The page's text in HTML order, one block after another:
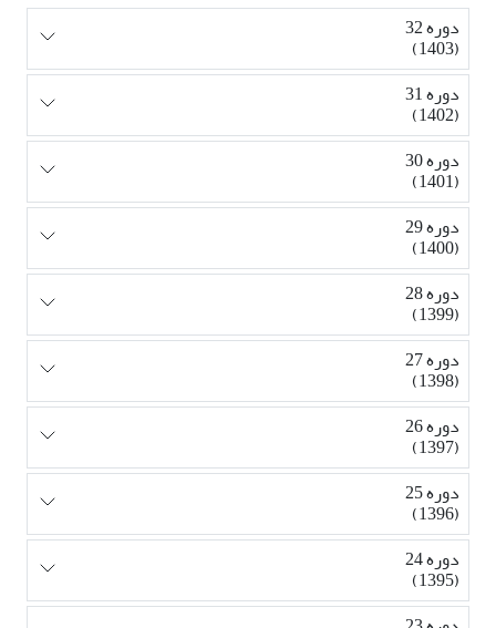
دوره 32
(1403)
دوره 31
(1402)
دوره 30
(1401)
دوره 29
(1400)
دوره 28
(1399)
دوره 27
(1398)
دوره 26
(1397)
دوره 25
(1396)
دوره 24
(1395)